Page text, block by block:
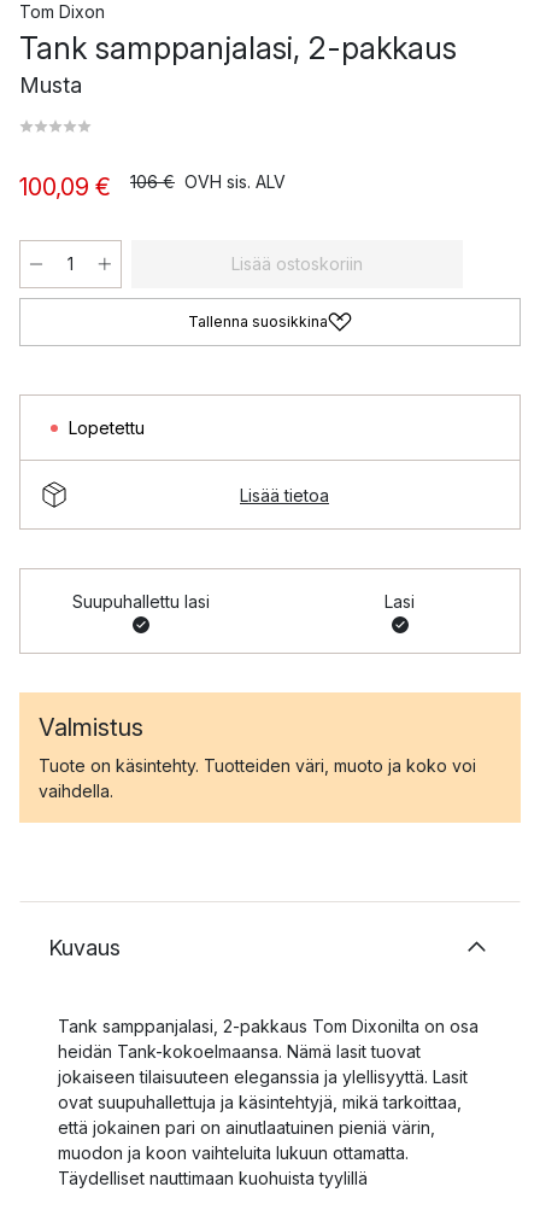
Tom Dixon
Tank samppanjalasi, 2-pakkaus
Musta
100,09 € 106 € OVH sis. ALV
Lisää ostoskoriin
Tallenna suosikkina
Lopetettu
Lisää tietoa
Suupuhallettu lasi Lasi
Valmistus
Tuote on käsintehty. Tuotteiden väri, muoto ja koko voi
vaihdella.
Kuvaus
Tank samppanjalasi, 2-pakkaus Tom Dixonilta on osa
heidän Tank-kokoelmaansa. Nämä lasit tuovat
jokaiseen tilaisuuteen eleganssia ja ylellisyyttä. Lasit
ovat suupuhallettuja ja käsintehtyjä, mikä tarkoittaa,
että jokainen pari on ainutlaatuinen pieniä värin,
muodon ja koon vaihteluita lukuun ottamatta.
Täydelliset nauttimaan kuohuista tyylillä